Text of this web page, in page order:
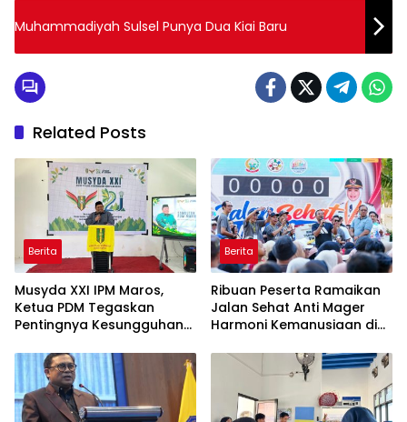
Muhammadiyah Sulsel Punya Dua Kiai Baru
Related Posts
Berita
Musyda XXI IPM Maros,
Ketua PDM Tegaskan
Pentingnya Kesungguhan
Berita
Ribuan Peserta Ramaikan
Jalan Sehat Anti Mager
Harmoni Kemanusiaan di